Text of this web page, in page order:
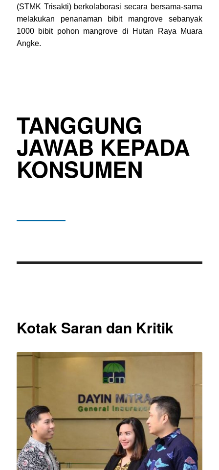
(STMK Trisakti) berkolaborasi secara bersama-sama
melakukan penanaman bibit mangrove sebanyak
1000 bibit pohon mangrove di Hutan Raya Muara
Angke.
TANGGUNG
JAWAB KEPADA
KONSUMEN
Kotak Saran dan Kritik